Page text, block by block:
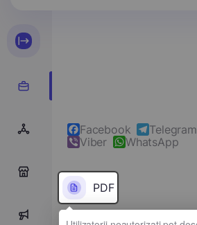
Facebook Telegram
Viber
WhatsApp
PDF